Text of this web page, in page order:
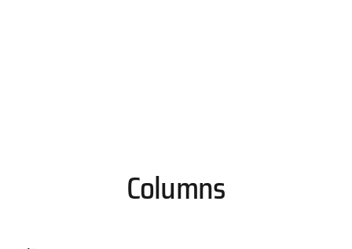
Columns